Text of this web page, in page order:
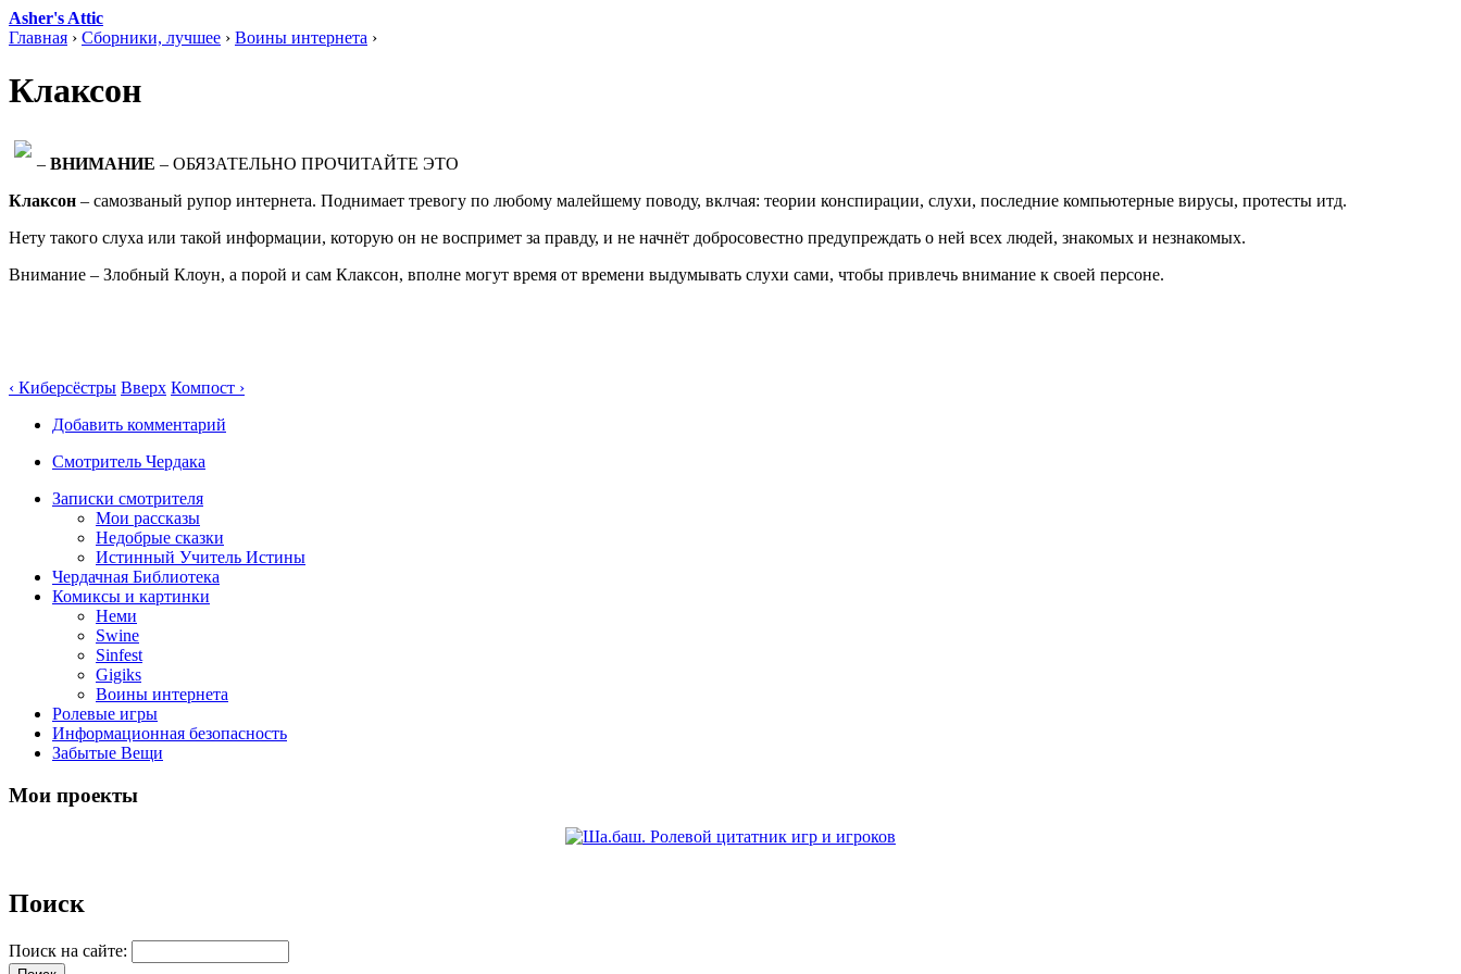
Asher's Attic
Главная › Сборники, лучшее › Воины интернета ›
Клаксон
– ВНИМАНИЕ – ОБЯЗАТЕЛЬНО ПРОЧИТАЙТЕ ЭТО
Клаксон – самозваный рупор интернета. Поднимает тревогу по любому малейшему поводу, вклчая: теории конспирации, слухи, последние компьютерные вирусы, протесты итд.
Нету такого слуха или такой информации, которую он не воспримет за правду, и не начнёт добросовестно предупреждать о ней всех людей, знакомых и незнакомых.
Внимание – Злобный Клоун, а порой и сам Клаксон, вполне могут время от времени выдумывать слухи сами, чтобы привлечь внимание к своей персоне.
‹ Киберсёстры Вверх Компост ›
Добавить комментарий
Смотритель Чердака
Записки смотрителя
Мои рассказы
Недобрые сказки
Истинный Учитель Истины
Чердачная Библиотека
Комиксы и картинки
Неми
Swine
Sinfest
Gigiks
Воины интернета
Ролевые игры
Информационная безопасность
Забытые Вещи
Мои проекты
Поиск
Поиск на сайте: